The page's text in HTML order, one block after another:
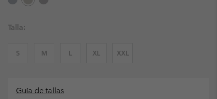
Talla:
S M L XL XXL
Guía de tallas